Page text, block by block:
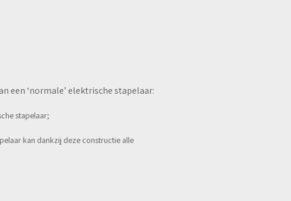
een ‘normale’ elektrische stapelaar:
stapelaar;
kan dankzij deze constructie alle